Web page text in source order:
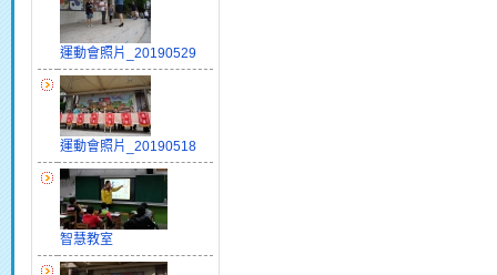
運動會照片_20190529
運動會照片_20190518
智慧教室